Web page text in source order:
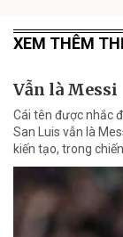
XEM THÊM
Vẫn là Messi
Cái tên được nhắc
San Luis vẫn là
kiến tạo, trong